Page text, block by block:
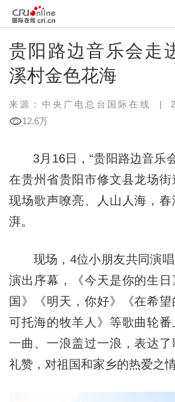
贵阳路边音乐会走
溪村金色花海
来源：中央广电总台国际在线 |
12.6万
3月16日，“贵阳路边音乐会
在贵州省贵阳市修文县龙场街
现场歌声嘹亮、人山人海，
湃。
现场，4位小朋友共同演唱
演出序幕，《今天是你的生
国》《明天，你好》《在希
可托海的牧羊人》等歌曲轮
一曲、一浪盖过一浪，表达
礼赞，对祖国和家乡的热爱之情